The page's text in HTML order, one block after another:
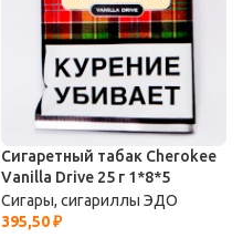
Сигаретный табак Cherokee
Vanilla Drive 25 г 1*8*5
Сигары, сигариллы ЭДО
395,50₽